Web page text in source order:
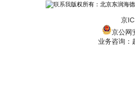
版权所有：北京东润海
京
京公网
业务咨询：